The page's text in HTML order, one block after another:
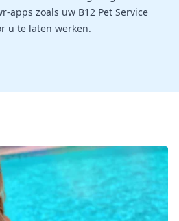
apps zoals uw B12 Pet Service
u te laten werken.